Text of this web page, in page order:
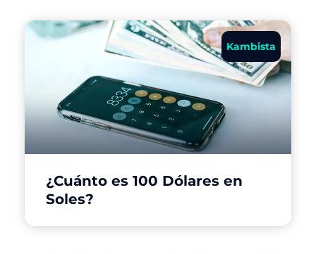
Kambista
¿Cuánto es 100 Dólares en
Soles?